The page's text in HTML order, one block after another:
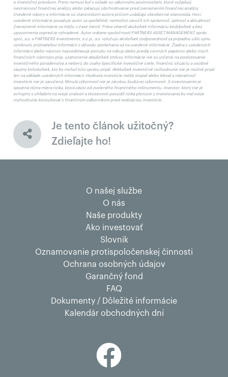
o investičný prieskum. Preto nemusí byť v súlade so zákonnými povinnosťami, ktoré vyžadujú
nestrannosť finančnej analýzy alebo zakazujú obchodovanie pred zverejnením finančnej analýzy.
Uvedené názory a informácie sú stanoviskom autora pričom uvádzajú všeobecné stanoviská. Hoci
uvedené informácie považuje autor za spoľahlivé, nemožno zaručiť ich správnosť, úplnosť a aktuálnosť.
Zverejnené informácie sa môžu v čase meniť. Právo zmeniť akúkoľvek informáciu kedykoľvek a bez
upozornenia vopred je vyhradené. Autor vrátane spoločností PARTNERS ASSET MANAGEMENT, správ.
spol., a.s. a PARTNERS Investments, o.c.p., a.s. vylučujú akúkoľvek zodpovednosť za prípadnú ušlú ujmu
vzniknutú prijímateľovi informácií z dôvodu spoliehania sa na uvedené informácie. Žiadna z uvedených
informácií alebo názorov nepredstavuje ponuku na nákup alebo predaj cenných papierov alebo iných
finančných nástrojov príp. uzatvorenie akejkoľvek zmluvy. Informácie nie sú určené na poskytovanie
investičného poradenstva a neberú do úvahy špecifické investičné ciele, finančnú situáciu a osobné
záujmy kohokoľvek, kto by mohol túto správu prijať. Akékoľvek investičné rozhodnutie nie je možné prijať
len na základe uvedených informácií. Hodnota investície môže stúpať alebo klesať a návratnosť
investície nie je zaručená. Minulá výkonnosť nie je zárukou budúcej výkonnosti. S investovaním je
spojená rôzna miera rizika, ktorá závisí od zvoleného finančného inštrumentu. Investor, ktorý nie je
schopný s ohľadom na svoje znalosti a skúsenosti posúdiť riziká plynúce z investovania by mal svoje
rozhodnutie konzultovať s finančným odborníkom pred realizáciou investície.
Je tento článok užitočný?
Zdieľajte ho!
O našej službe
O nás
Naše produkty
Ako investovať
Slovnik
Oznamovanie protispoločenskej činnosti
Ochrana osobných údajov
Garančný fond
FAQ
Dokumenty / Dôležité informácie
Kalendár obchodných dní